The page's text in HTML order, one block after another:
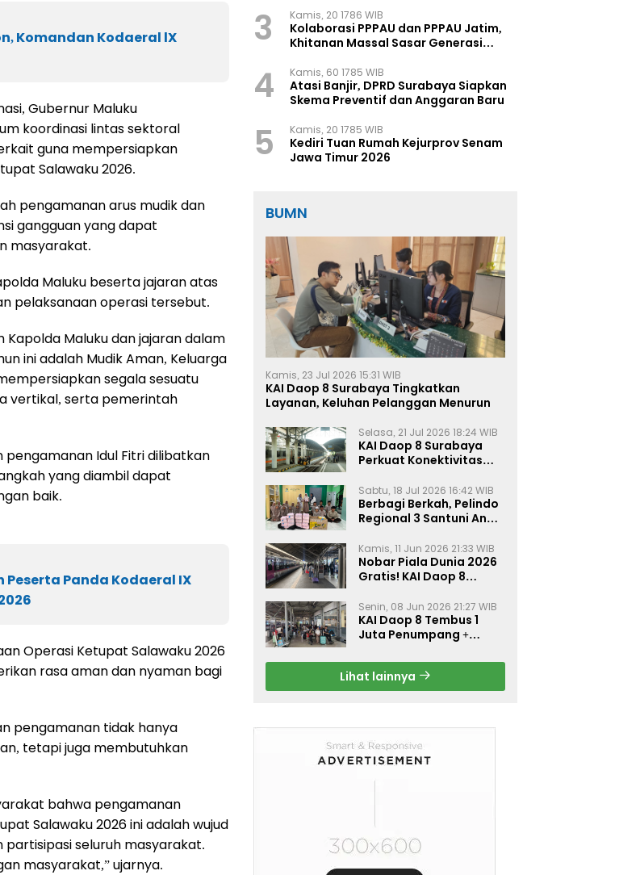
Komandan Kodaeral lX
Gubernur Maluku
koordinasi lintas sektoral
guna mempersiapkan
Salawaku 2026.
pengamanan arus mudik dan
gangguan yang dapat
masyarakat.
Maluku beserta jajaran atas
pelaksanaan operasi tersebut.
Maluku dan jajaran dalam
ini adalah Mudik Aman, Keluarga
segala sesuatu
vertikal, serta pemerintah
Idul Fitri dilibatkan
yang diambil dapat
baik.
Panda Kodaeral IX
Operasi Ketupat Salawaku 2026
rasa aman dan nyaman bagi
pengamanan tidak hanya
tetapi juga membutuhkan
bahwa pengamanan
Salawaku 2026 ini adalah wujud
seluruh masyarakat.
masyarakat,” ujarnya.
3 Kamis, 20 1786 WIB
Kolaborasi PPPAU dan PPPAU Jatim,
Khitanan Massal Sasar Generasi
4 Kamis, 60 1785 WIB
Atasi Banjir, DPRD Surabaya Siapkan
Skema Preventif dan Anggaran Baru
5 Kamis, 20 1785 WIB
Kediri Tuan Rumah Kejurprov Senam
Jawa Timur 2026
BUMN
Kamis, 23 Jul 2026 15:31 WIB
KAI Daop 8 Surabaya Tingkatkan
Layanan, Keluhan Pelanggan Menurun
Selasa, 21 Jul 2026 18:24 WIB
KAI Daop 8 Surabaya
Perkuat Konektivitas
Terintegrasi di Jawa
Timur
Sabtu, 18 Jul 2026 16:42 WIB
Berbagi Berkah, Pelindo
Regional 3 Santuni Anak
Kamis, 11 Jun 2026 21:33 WIB
Nobar Piala Dunia 2026
Gratis! KAI Daop 8
Besar di 5 Stasiun Ini
Senin, 08 Jun 2026 21:27 WIB
KAI Daop 8 Tembus 1
Juta Penumpang +
Sekolah
Lihat lainnya